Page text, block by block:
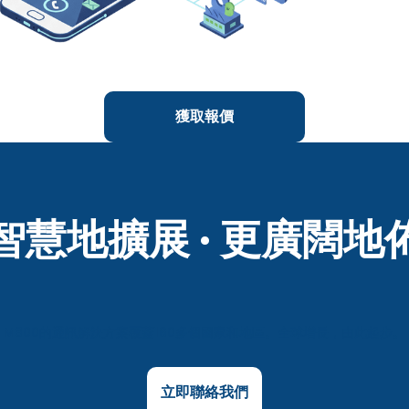
獲取報價
慧地擴展 · 更廣闊地
立即聯絡我們